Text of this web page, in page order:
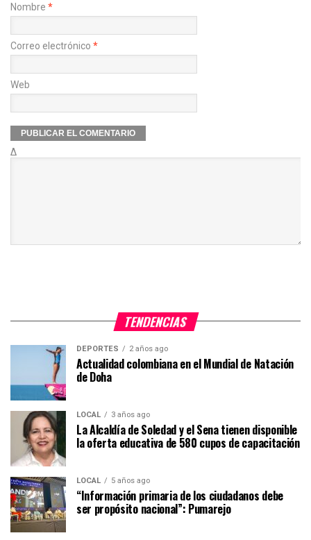
Nombre *
Correo electrónico *
Web
Δ
TENDENCIAS
DEPORTES 2 años ago
Actualidad colombiana en el Mundial de Natación
de Doha
LOCAL 3 años ago
La Alcaldía de Soledad y el Sena tienen disponible
la oferta educativa de 580 cupos de capacitación
LOCAL 5 años ago
“Información primaria de los ciudadanos debe
ser propósito nacional”: Pumarejo